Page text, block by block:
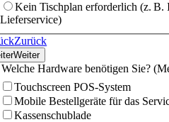
Kein Tischplan erforderlich (z. B.
Lieferservice)
Zurück
Weiter
Welche Hardware benötigen Sie?
Touchscreen POS-System
Mobile Bestellgeräte für das
Kassenschublade